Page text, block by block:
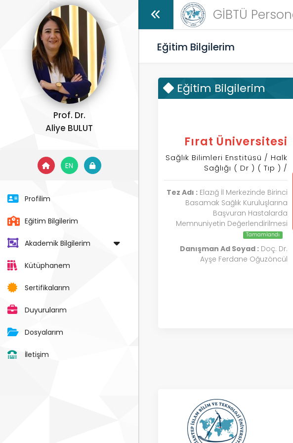
Prof. Dr.
Aliye BULUT
EN
Profilim
Eğitim Bilgilerim
Akademik Bilgilerim
Kütüphanem
Sertifikalarım
Duyurularım
Dosyalarım
İletişim
GİBTÜ
Eğitim Bilgilerim
Eğitim Bilgilerim
Fırat Üniversitesi
Sağlık Bilimleri Enstitüsü / Halk
Sağlığı ( Dr ) ( Tıp ) /
Tez Adı : Elazığ İl Merkezinde Birinci
Basamak Sağlık Kuruluşlarına
Başvuran Hastalarda
Memnuniyetin Değerlendirilmesi
Tamamlandı
Danışman Ad Soyad : Doç. Dr.
Ayşe Ferdane Oğuzöncül